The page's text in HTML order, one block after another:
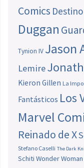
Comics
Duggan
Tynion IV Jason
Lemire
Kieron Gillen La
Fantásticos Los
Marvel
Reinado de X
Stefano Caselli The Dark
Schiti Wonder Woman